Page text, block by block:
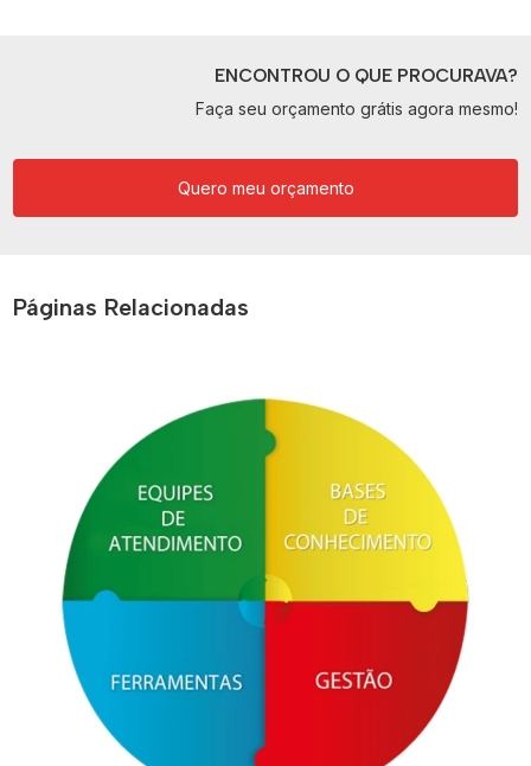
ENCONTROU O QUE PROCURAVA?
Faça seu orçamento grátis agora mesmo!
Quero meu orçamento
Páginas Relacionadas